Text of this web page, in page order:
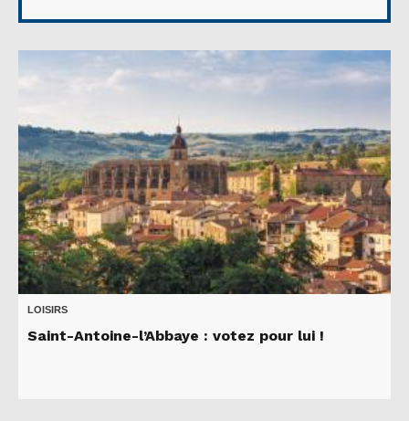
LOISIRS
Saint-Antoine-l’Abbaye : votez pour lui !